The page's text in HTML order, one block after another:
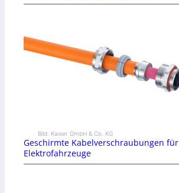
Bild: Kaiser GmbH & Co. KG
Geschirmte Kabelverschraubungen für
Elektrofahrzeuge